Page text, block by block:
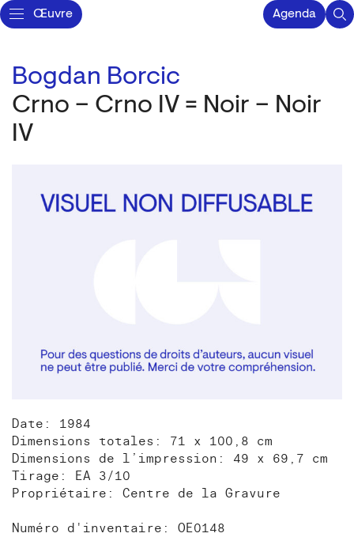
Œuvre Agenda
Bogdan Borcic
Crno – Crno IV = Noir – Noir
IV
Date: 1984
Dimensions totales: 71 x 100,8 cm
Dimensions de l’impression: 49 x 69,7 cm
Tirage: EA 3/10
Propriétaire: Centre de la Gravure
Numéro d'inventaire: OE0148